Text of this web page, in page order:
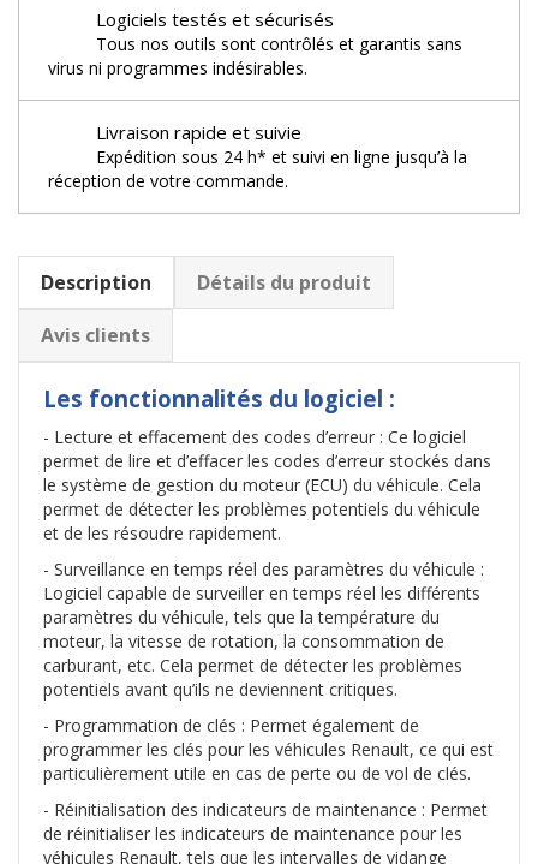
Logiciels testés et sécurisés
Tous nos outils sont contrôlés et garantis sans
virus ni programmes indésirables.
Livraison rapide et suivie
Expédition sous 24 h* et suivi en ligne jusqu’à la
réception de votre commande.
Description
Détails du produit
Avis clients
Les fonctionnalités du logiciel :
- Lecture et effacement des codes d’erreur : Ce logiciel
permet de lire et d’effacer les codes d’erreur stockés dans
le système de gestion du moteur (ECU) du véhicule. Cela
permet de détecter les problèmes potentiels du véhicule
et de les résoudre rapidement.
- Surveillance en temps réel des paramètres du véhicule :
Logiciel capable de surveiller en temps réel les différents
paramètres du véhicule, tels que la température du
moteur, la vitesse de rotation, la consommation de
carburant, etc. Cela permet de détecter les problèmes
potentiels avant qu’ils ne deviennent critiques.
- Programmation de clés : Permet également de
programmer les clés pour les véhicules Renault, ce qui est
particulièrement utile en cas de perte ou de vol de clés.
- Réinitialisation des indicateurs de maintenance : Permet
de réinitialiser les indicateurs de maintenance pour les
véhicules Renault, tels que les intervalles de vidange